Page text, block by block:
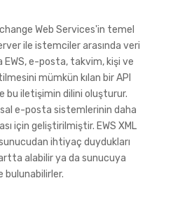
Web Services'in temel
ile istemciler arasında veri
EWS, e-posta, takvim, kişi ve
mümkün kılan bir API
bu iletişimin dilini oluşturur.
e-posta sistemlerinin daha
için geliştirilmiştir. EWS XML
ihtiyaç duydukları
alabilir ya da sunucuya
bulunabilirler.